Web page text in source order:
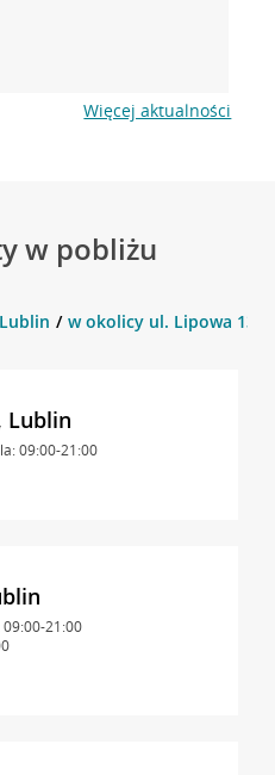
Więcej aktualności
w pobliżu
Lublin w okolicy ul. Lipowa 13 ,
Lublin
09:00-21:00
09:00-21:00